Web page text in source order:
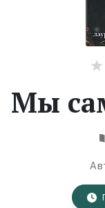
Серии
Коллекции
Мы